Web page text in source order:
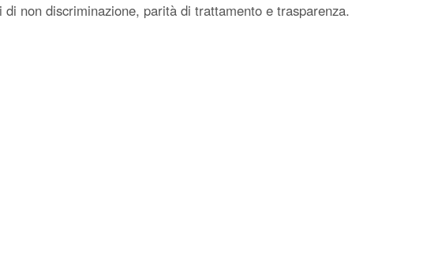
non discriminazione, parità di trattamento e trasparenza.